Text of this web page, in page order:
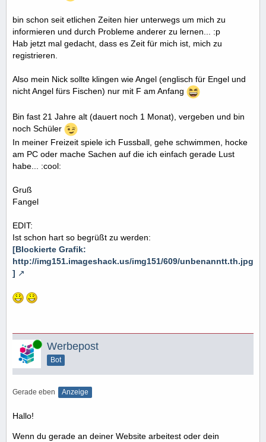
bin schon seit etlichen Zeiten hier unterwegs um mich zu
informieren und durch Probleme anderer zu lernen... :p
Hab jetzt mal gedacht, dass es Zeit für mich ist, mich zu
registrieren.
Also mein Nick sollte klingen wie Angel (englisch für Engel und
nicht Angel fürs Fischen) nur mit F am Anfang
Bin fast 21 Jahre alt (dauert noch 1 Monat), vergeben und bin
noch Schüler
In meiner Freizeit spiele ich Fussball, gehe schwimmen, hocke
am PC oder mache Sachen auf die ich einfach gerade Lust
habe... :cool:
Gruß
Fangel
EDIT:
Ist schon hart so begrüßt zu werden:
[Blockierte Grafik:
http://img151.imageshack.us/img151/609/unbenanntt.th.jpg
]
Online Werbepost
Bot
Gerade eben Anzeige
Hallo!
Wenn du gerade an deiner Website arbeitest oder dein